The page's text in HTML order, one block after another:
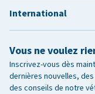
Vous ne voulez
Inscrivez-vous dès
dernières nouvelles,
des conseils de notre
International